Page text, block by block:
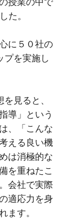
授業の中で
た。
に５０社の
プを実施し
見ると、
導」という
、「こんな
える良い機
は消極的な
を重ねたこ
会社で実際
適応力を身
ます。